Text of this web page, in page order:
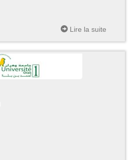
Lire la suite